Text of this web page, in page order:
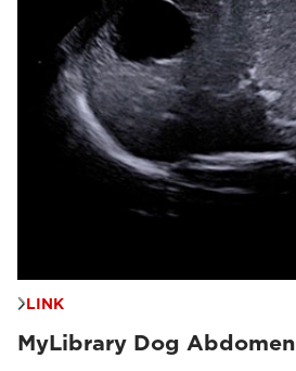
LINK
MyLibrary Dog Abdomen